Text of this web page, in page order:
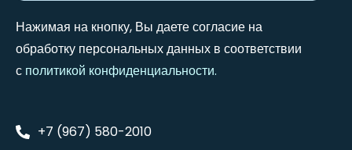
Нажимая на кнопку, Вы даете согласие на
обработку персональных данных в соответствии
с политикой конфиденциальности.
+7 (967) 580-2010